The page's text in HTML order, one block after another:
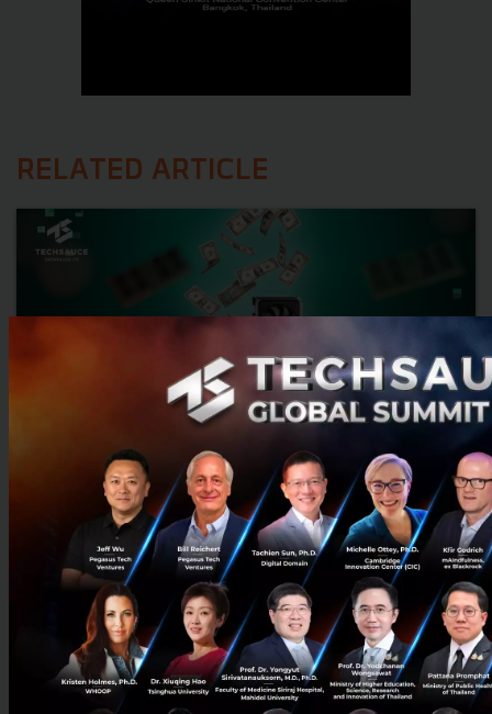
RELATED ARTICLE
ปรากฏการณ์ ‘RAMageddon’ ยุคทองของศูนย์ข้อมูล AI แต่
เป็นยุคมืดของผู้บริโภค
รายงาน Deloitte เตือนวิกฤตชิปหน่วยความจำ 'RAMageddon' ที่ AI
จุดชนวน ราคาแรมเซิร์ฟเวอร์พุ่ง 4 เท่าในปีเดียว ลากยาวถึงปี 2030
พร้อมคาดการณ์ราคาคอม การ์ดจอ สตอเรจ และมือถือสิ้นปีนี้...
สิงหาคม 6, 2026 Techsauce Team